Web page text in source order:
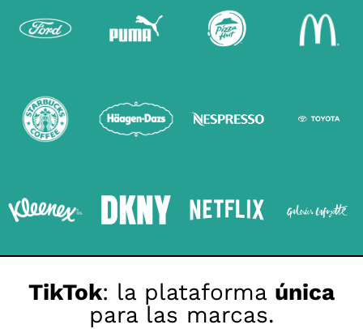
TikTok: la plataforma única
para las marcas.